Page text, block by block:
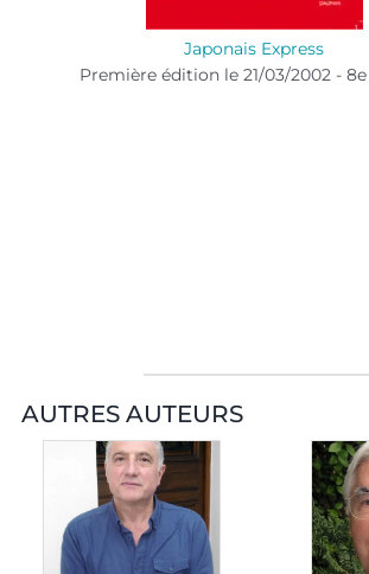
Japonais Express
Première édition le 21/03/2002 -
AUTRES AUTEURS